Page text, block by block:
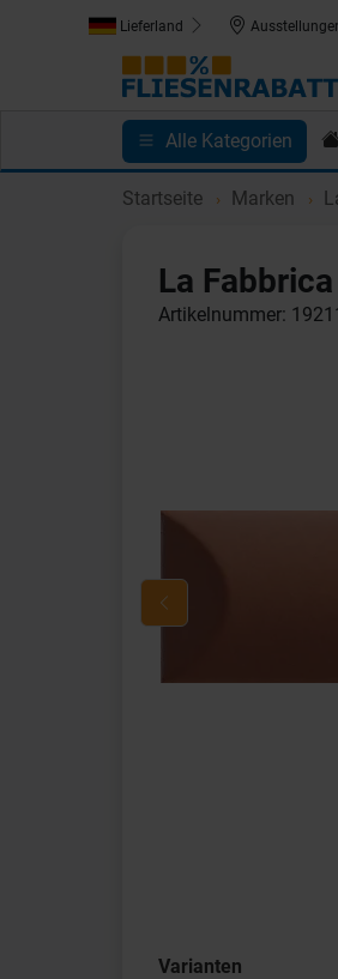
Lieferland
Alle Kategorien
Kundenprojekte Blog
Startseite Marken
La
Artikelnummer:
Varianten